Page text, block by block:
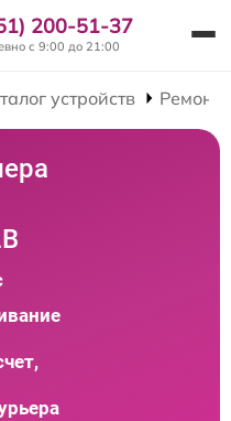
200-51-37
с 9:00 до 21:00
устройств Ремонт